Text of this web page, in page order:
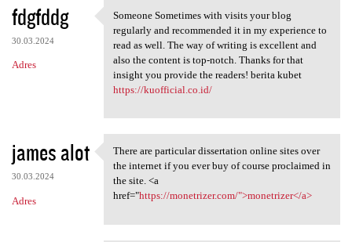
fdgfddg
30.03.2024
Adres
Someone Sometimes with visits
Someone Sometimes with visits your blog
regularly and recommended it in my experience to
read as well. The way of writing is excellent and
also the content is top-notch. Thanks for that
insight you provide the readers! berita kubet
https://kuofficial.co.id/
james alot
30.03.2024
Adres
There are particular
There are particular dissertation online sites over
the internet if you ever buy of course proclaimed in
the site. <a
href="https://monetrizer.com/">monetrizer</a>